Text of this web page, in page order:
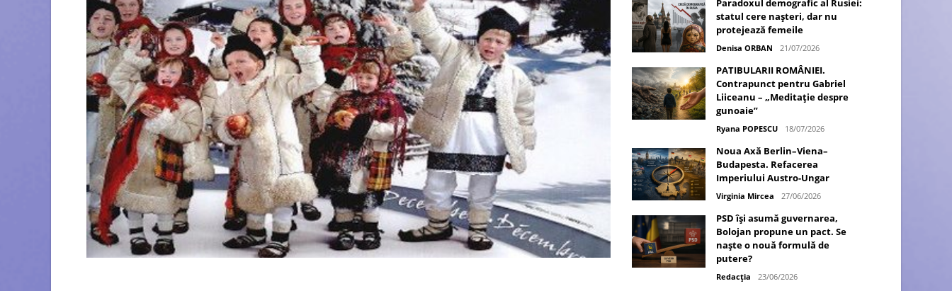
Paradoxul demografic al Rusiei:
statul cere nașteri, dar nu
protejează femeile
Denisa ORBAN 21/07/2026
PATIBULARII ROMÂNIEI.
Contrapunct pentru Gabriel
Liiceanu – „Meditație despre
gunoaie”
Ryana POPESCU 18/07/2026
Noua Axă Berlin–Viena–
Budapesta. Refacerea
Imperiului Austro-Ungar
Virginia Mircea 27/06/2026
PSD își asumă guvernarea,
Bolojan propune un pact. Se
naște o nouă formulă de
putere?
Redacția 23/06/2026